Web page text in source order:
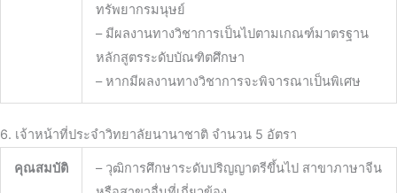
ทรัพยากรมนุษย์
– มีผลงานทางวิชาการเป็นไปตามเกณฑ์มาตรฐาน
หลักสูตรระดับบัณฑิตศึกษา
– หากมีผลงานทางวิชาการจะพิจารณาเป็นพิเศษ
6. เจ้าหน้าที่ประจำวิทยาลัยนานาชาติ จำนวน 5 อัตรา
คุณสมบัติ
– วุฒิการศึกษาระดับปริญญาตรีขึ้นไป สาขาภาษาจีน